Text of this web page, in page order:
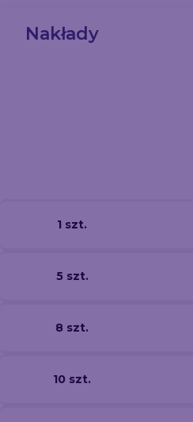
Nakłady
1 szt.
5 szt.
8 szt.
10 szt.